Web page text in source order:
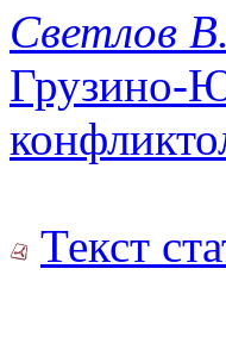
Светлов
Грузино-
Текст